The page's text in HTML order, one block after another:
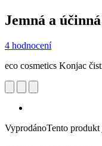
Jemná a
4 hodnocení
eco cosmetics Konjac
VyprodánoTento produkt